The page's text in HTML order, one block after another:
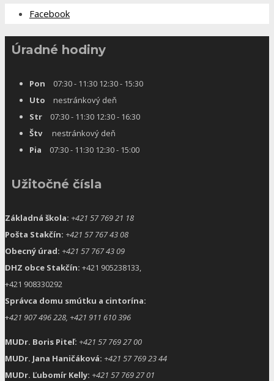
Facebook
Úradné hodiny
Pon 07:30 - 11:30 12:30 - 15:30
Uto nestránkový deň
Str 07:30 - 11:30 12:30 - 16:30
Štvnestránkový deň
Pia 07:30 - 11:30 12:30 - 15:00
Užitočné čísla
Základná škola: +421 57 769 21 18
Pošta Stakčín: +421 57 767 43 08
Obecný úrad: +421 57 767 43 09
DHZ obce Stakčín: +421 905238133,
+421 908330292
Správca domu smútku a cintorína:
+421 907 496 228, +421 911 610 396
MUDr. Boris Piteľ: +421 57 769 27 00
MUDr. Jana Haničáková: +421 57 769 23 44
MUDr. Ľubomír Kelly: +421 57 769 27 01